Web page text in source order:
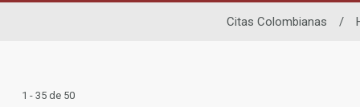
Citas Colombianas /
1 - 35 de 50